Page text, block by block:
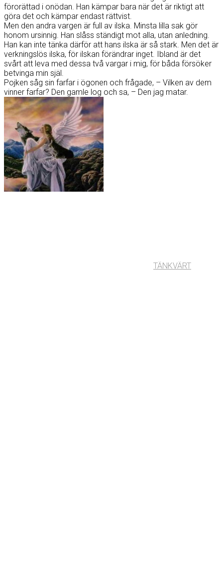
förorättad i onödan. Han kämpar bara när det är riktigt att
göra det och kämpar endast rättvist.
Men den andra vargen är full av ilska. Minsta lilla sak gör
honom ursinnig. Han slåss ständigt mot alla, utan anledning.
Han kan inte tänka därför att hans ilska är så stark. Men det är
verkningslös ilska, för ilskan förändrar inget. Ibland är det
svårt att leva med dessa två vargar i mig, för båda försöker
betvinga min själ.
Pojken såg sin farfar i ögonen och frågade, – Vilken av dem
vinner farfar? Den gamle log och sa, – Den jag matar.
TÄNKVÄRT